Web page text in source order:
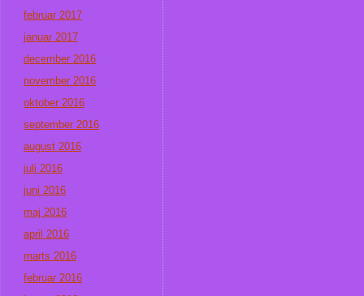
februar 2017
januar 2017
december 2016
november 2016
oktober 2016
september 2016
august 2016
juli 2016
juni 2016
maj 2016
april 2016
marts 2016
februar 2016